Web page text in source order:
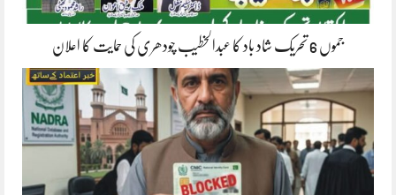
جموں 6 تحریک شاد باد کا عبدالخطیب چودھری کی حمایت کا اعلان